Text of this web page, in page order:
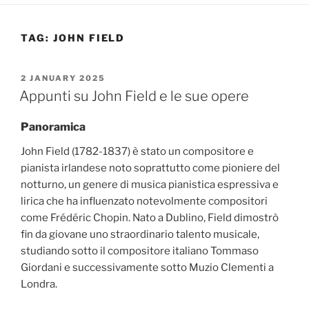
TAG: JOHN FIELD
POSTED
ON
2 JANUARY 2025
Appunti su John Field e le sue opere
Panoramica
John Field (1782-1837) è stato un compositore e
pianista irlandese noto soprattutto come pioniere del
notturno, un genere di musica pianistica espressiva e
lirica che ha influenzato notevolmente compositori
come Frédéric Chopin. Nato a Dublino, Field dimostrò
fin da giovane uno straordinario talento musicale,
studiando sotto il compositore italiano Tommaso
Giordani e successivamente sotto Muzio Clementi a
Londra.